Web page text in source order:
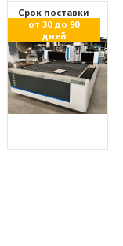
Cрок поставки
от 30 до 90
дней